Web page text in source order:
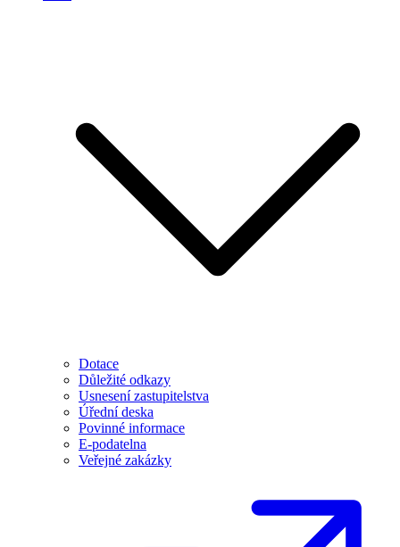
Dotace
Důležité odkazy
Usnesení zastupitelstva
Úřední deska
Povinné informace
E-podatelna
Veřejné zakázky